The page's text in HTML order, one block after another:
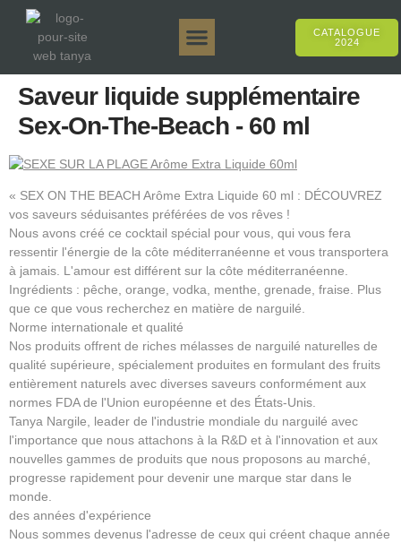
CATALOGUE
2024
Saveur liquide supplémentaire
Sex-On-The-Beach - 60 ml
« SEX ON THE BEACH Arôme Extra Liquide 60 ml : DÉCOUVREZ
vos saveurs séduisantes préférées de vos rêves !
Nous avons créé ce cocktail spécial pour vous, qui vous fera
ressentir l'énergie de la côte méditerranéenne et vous transportera
à jamais. L'amour est différent sur la côte méditerranéenne.
Ingrédients : pêche, orange, vodka, menthe, grenade, fraise. Plus
que ce que vous recherchez en matière de narguilé.
Norme internationale et qualité
Nos produits offrent de riches mélasses de narguilé naturelles de
qualité supérieure, spécialement produites en formulant des fruits
entièrement naturels avec diverses saveurs conformément aux
normes FDA de l'Union européenne et des États-Unis.
Tanya Nargile, leader de l'industrie mondiale du narguilé avec
l'importance que nous attachons à la R&D et à l'innovation et aux
nouvelles gammes de produits que nous proposons au marché,
progresse rapidement pour devenir une marque star dans le
monde.
des années d'expérience
Nous sommes devenus l'adresse de ceux qui créent chaque année